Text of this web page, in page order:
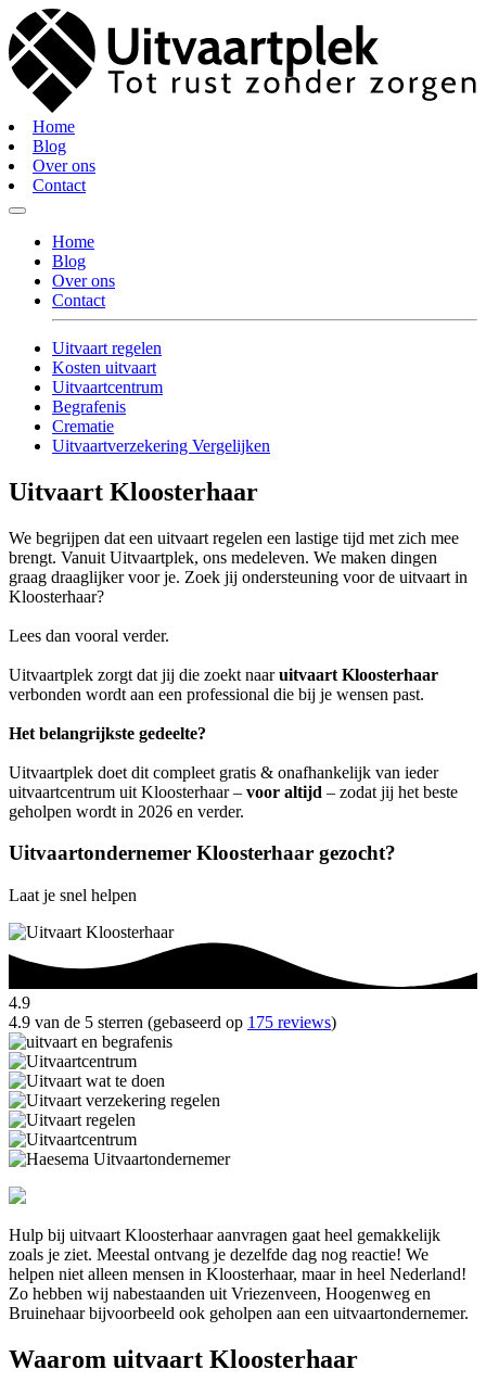
Home
Blog
Over ons
Contact
Home
Blog
Over ons
Contact
Uitvaart regelen
Kosten uitvaart
Uitvaartcentrum
Begrafenis
Crematie
Uitvaartverzekering Vergelijken
Uitvaart Kloosterhaar
We begrijpen dat een uitvaart regelen een lastige tijd met zich mee
brengt. Vanuit Uitvaartplek, ons medeleven. We maken dingen
graag draaglijker voor je. Zoek jij ondersteuning voor de uitvaart in
Kloosterhaar?
Lees dan vooral verder.
Uitvaartplek zorgt dat jij die zoekt naaruitvaart Kloosterhaar
verbonden wordt aan een professional die bij je wensen past.
Het belangrijkste gedeelte?
Uitvaartplek doet dit compleet gratis & onafhankelijk van ieder
uitvaartcentrum uit Kloosterhaar – voor altijd – zodat jij het beste
geholpen wordt in 2026 en verder.
Uitvaartondernemer Kloosterhaar gezocht?
Laat je snel helpen
4.9
4.9 van de 5 sterren (gebaseerd op 175 reviews)
Hulp bij uitvaart Kloosterhaar aanvragen gaat heel gemakkelijk
zoals je ziet. Meestal ontvang je dezelfde dag nog reactie! We
helpen niet alleen mensen in Kloosterhaar, maar in heel Nederland!
Zo hebben wij nabestaanden uit Vriezenveen, Hoogenweg en
Bruinehaar bijvoorbeeld ook geholpen aan een uitvaartondernemer.
Waarom uitvaart Kloosterhaar